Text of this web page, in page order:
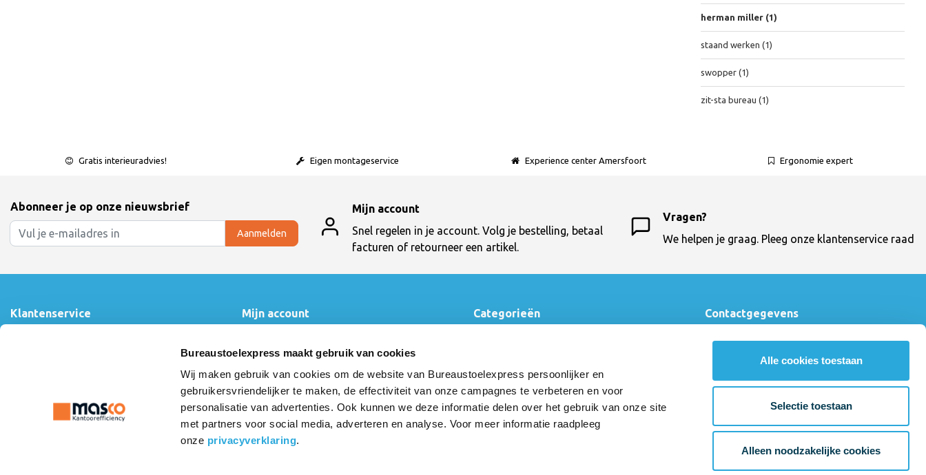
Bureaustoelexpress maakt gebruik van cookies
Wij maken gebruik van cookies om de website van Bureaustoelexpress persoonlijker en
gebruikersvriendelijker te maken, de effectiviteit van onze campagnes te verbeteren en voor
personalisatie van advertenties. Ook kunnen we deze informatie delen over het gebruik van onze site
met partners voor social media, adverteren en analyse. Voor meer informatie raadpleeg
onze privacyverklaring.
Alle cookies toestaan
Selectie toestaan
Alleen noodzakelijke cookies
herman miller (1)
staand werken (1)
swopper (1)
zit-sta bureau (1)
Gratis interieuradvies! Eigen montageservice Experience center Amersfoort Ergonomie expert
Abonneer je op onze nieuwsbrief
Aanmelden
Mijn account
Snel regelen in je account. Volg je bestelling, betaal
facturen of retourneer een artikel.
Vragen?
We helpen je graag. Pleeg onze klantenservice raad
Klantenservice
Betaalmethoden
Privacy Statement
Mijn account
Mijn bestellingen
Mijn verlanglijst
Vergelijk producten
Categorieën
Ontvangst
Kasten
Werkstoelen
Kantine
Contactgegevens
klantenservice@bureaustoelexpress.nl
Amsterdamseweg 23